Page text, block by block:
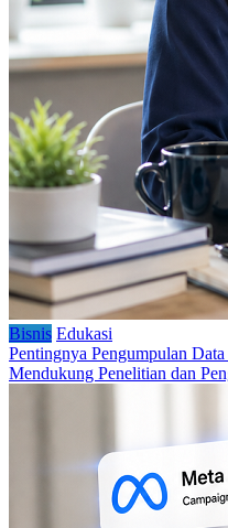
Bisnis Edukasi
Pentingnya Pengumpulan
Mendukung Penelitian dan